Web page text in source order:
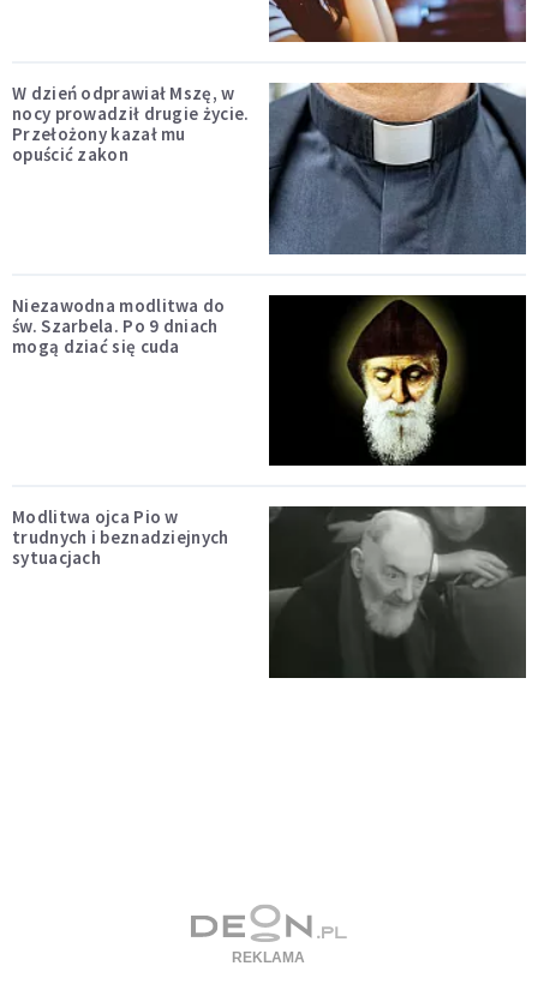
W dzień odprawiał Mszę, w
nocy prowadził drugie życie.
Przełożony kazał mu
opuścić zakon
Niezawodna modlitwa do
św. Szarbela. Po 9 dniach
mogą dziać się cuda
Modlitwa ojca Pio w
trudnych i beznadziejnych
sytuacjach